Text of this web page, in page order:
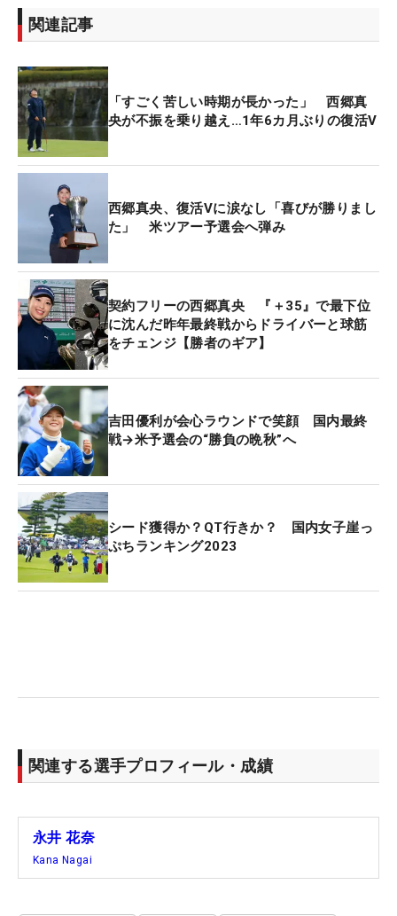
関連記事
「すごく苦しい時期が長かった」 西郷真
央が不振を乗り越え…1年6カ月ぶりの復活V
西郷真央、復活Vに涙なし「喜びが勝りまし
た」 米ツアー予選会へ弾み
契約フリーの西郷真央 『＋35』で最下位
に沈んだ昨年最終戦からドライバーと球筋
をチェンジ【勝者のギア】
吉田優利が会心ラウンドで笑顔 国内最終
戦→米予選会の“勝負の晩秋”へ
シード獲得か？QT行きか？ 国内女子崖っ
ぷちランキング2023
関連する選手プロフィール・成績
永井 花奈
Kana Nagai